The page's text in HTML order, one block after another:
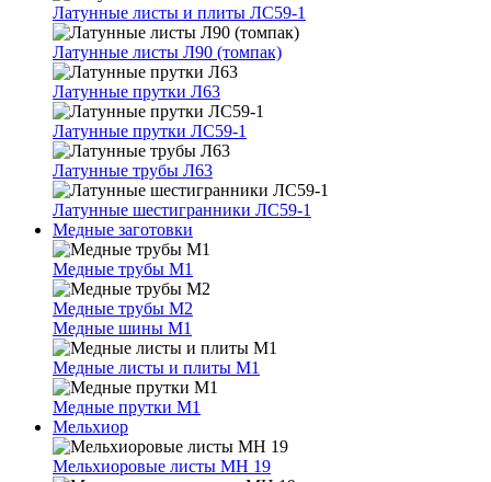
Латунные листы и плиты ЛС59-1
Латунные листы Л90 (томпак)
Латунные прутки Л63
Латунные прутки ЛС59-1
Латунные трубы Л63
Латунные шестигранники ЛС59-1
Медные заготовки
Медные трубы М1
Медные трубы М2
Медные шины М1
Медные листы и плиты М1
Медные прутки М1
Мельхиор
Мельхиоровые листы МН 19